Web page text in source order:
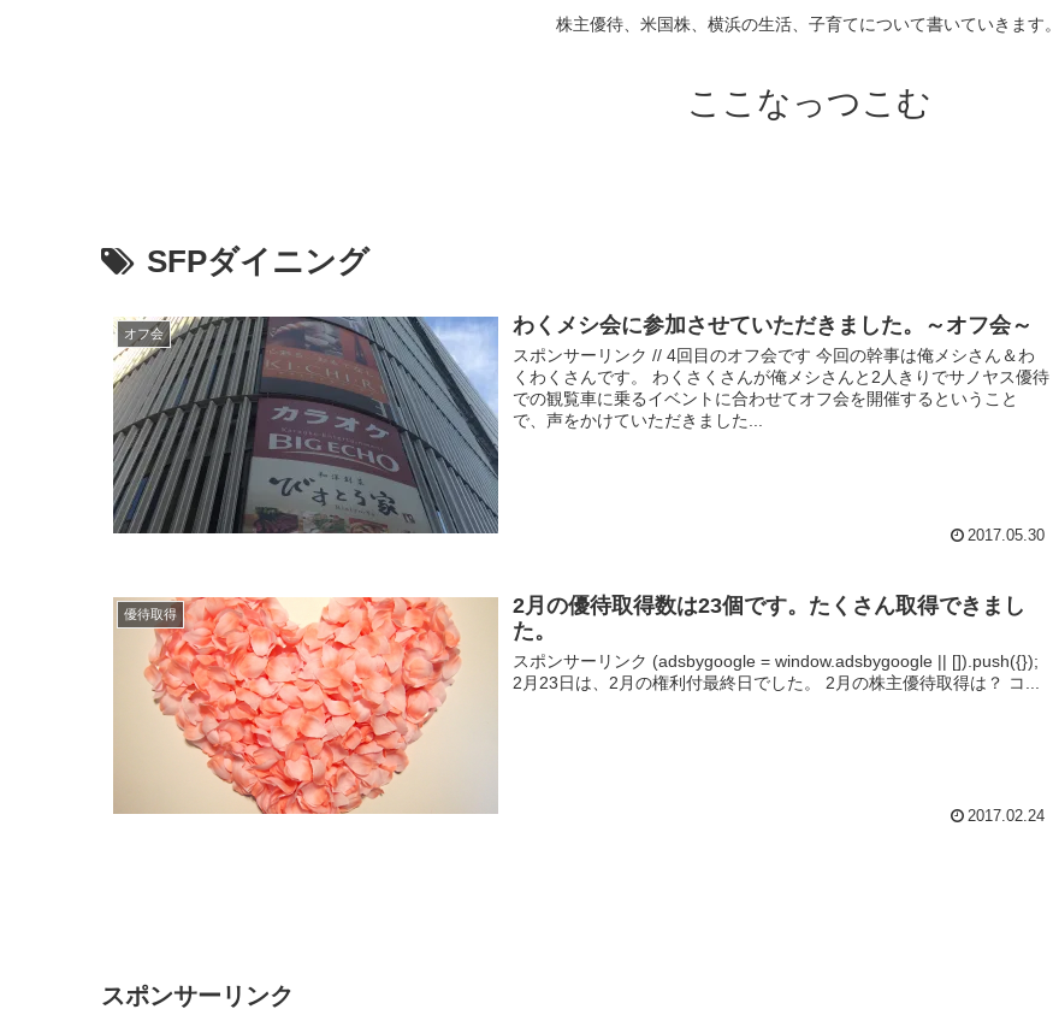
株主優待、米国株、横浜の生活、子育てについて書いていきます。
ここなっつこむ
SFPダイニング
オフ会 わくメシ会に参加させていただきました。～オフ会～
スポンサーリンク // 4回目のオフ会です 今回の幹事は俺メシさん＆わ
くわくさんです。 わくさくさんが俺メシさんと2人きりでサノヤス優待
での観覧車に乗るイベントに合わせてオフ会を開催するということ
で、声をかけていただきました...
2017.05.30
優待取得
2月の優待取得数は23個です。たくさん取得できまし
た。
スポンサーリンク (adsbygoogle = window.adsbygoogle || []).push({});
2月23日は、2月の権利付最終日でした。 2月の株主優待取得は？ コ...
2017.02.24
スポンサーリンク